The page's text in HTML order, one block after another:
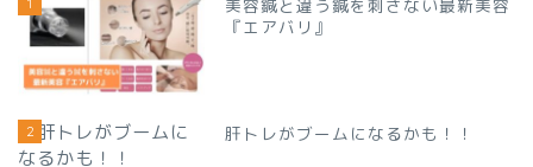
美容鍼と違う鍼を刺さない最新美容
『エアバリ』
2 肝トレがブームになるかも！！